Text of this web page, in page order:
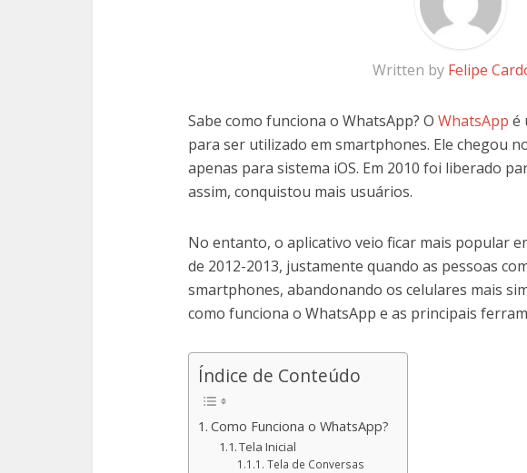
Written by Felipe
Sabe como funciona o WhatsApp? O WhatsApp é
para ser utilizado em smartphones. Ele chegou
apenas para sistema iOS. Em 2010 foi liberado
assim, conquistou mais usuários.
No entanto, o aplicativo veio ficar mais popular
de 2012-2013, justamente quando as pessoas
smartphones, abandonando os celulares mais
como funciona o WhatsApp e as principais
Índice de Conteúdo
Como Funciona o WhatsApp?
Tela Inicial
Tela de Conversas